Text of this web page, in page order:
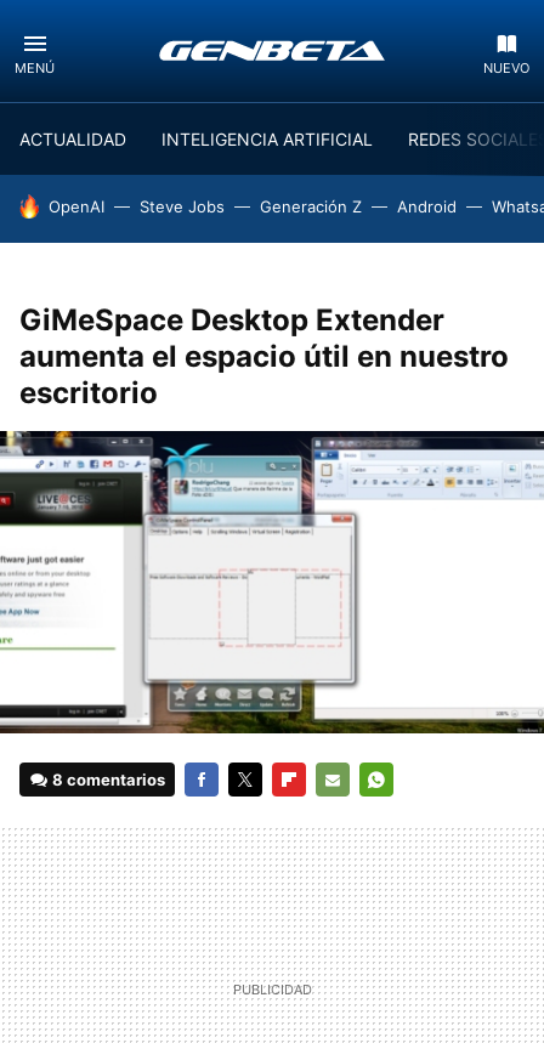
MENÚ NUEVO
ACTUALIDAD INTELIGENCIA ARTIFICIAL REDES
HOY SE HABLA DE
OpenAI Steve Jobs Generación Z Android
GiMeSpace Desktop Extender
aumenta el espacio útil en nuestro
escritorio
8 comentarios
MAIL